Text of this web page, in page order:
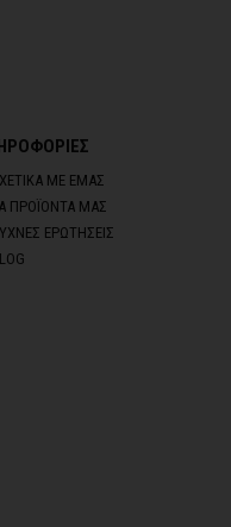
ΜΕ ΕΜΑΣ
ΠΡΟΪΟΝΤΑ ΜΑΣ
ΕΡΩΤΗΣΕΙΣ